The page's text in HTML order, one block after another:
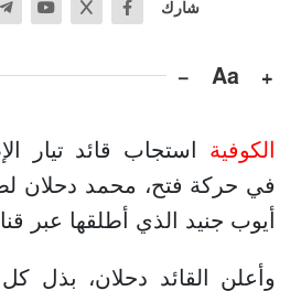
شارك
+
Aa
−
الكوفية استجاب قائد تيار
في حركة فتح، محمد دحلان
أيوب جنيد الذي أطلقها عبر
وأعلن القائد دحلان، بذل